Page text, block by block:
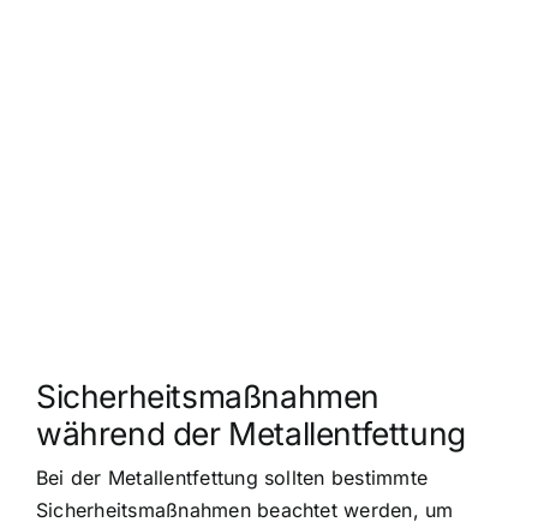
Sicherheitsmaßnahmen
während der Metallentfettung
Bei der Metallentfettung sollten bestimmte
Sicherheitsmaßnahmen beachtet werden, um